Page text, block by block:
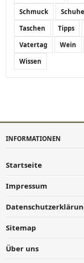
Schmuck
Schuhe
Taschen
Tipps
Vatertag
Wein
Wissen
INFORMATIONEN
Startseite
Impressum
Sitemap
Über uns